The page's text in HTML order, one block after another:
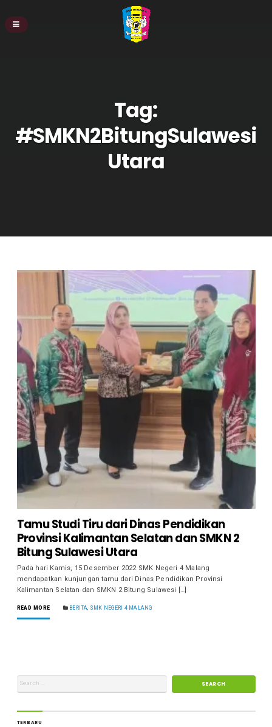
Tag:
#SMKN2BitungSulawesi
Utara
Tamu Studi Tiru dari Dinas Pendidikan
Provinsi Kalimantan Selatan dan SMKN 2
Bitung Sulawesi Utara
Pada hari Kamis, 15 Desember 2022 SMK Negeri 4 Malang
mendapatkan kunjungan tamu dari Dinas Pendidikan Provinsi
Kalimantan Selatan dan SMKN 2 Bitung Sulawesi […]
READ MORE BERITA SMK NEGERI 4 MALANG
TERBARU